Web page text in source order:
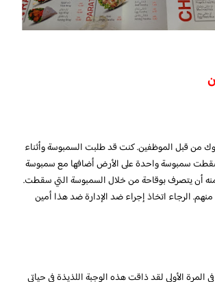
من قبل الموظفين. كنت قد طلبت السمبوسة وأثناء
سمبوسة واحدة على الأرض أضافها مع سمبوسة
أن يتصرف بوقاحة من خلال السمبوسة التي سقطت.
منهم. الرجاء اتخاذ إجراء ضد الإدارة ضد هذا أمين